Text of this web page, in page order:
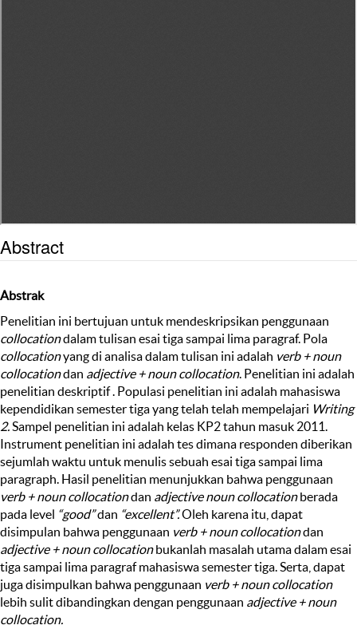
Abstract
Abstrak
Penelitian ini bertujuan untuk mendeskripsikan penggunaan
collocationdalam tulisan esai tiga sampai lima paragraf. Pola
collocationyang di analisa dalam tulisan ini adalah verb + noun
collocationdan adjective + noun collocation. Penelitian ini adalah
penelitian deskriptif . Populasi penelitian ini adalah mahasiswa
kependidikan semester tiga yang telah telah mempelajari Writing
2.Sampel penelitian ini adalah kelas KP2 tahun masuk 2011.
Instrument penelitian ini adalah tes dimana responden diberikan
sejumlah waktu untuk menulis sebuah esai tiga sampai lima
paragraph. Hasil penelitian menunjukkan bahwa penggunaan
verb + noun collocationdan adjective noun collocationberada
pada level “good”dan “excellent”.Oleh karena itu, dapat
disimpulan bahwa penggunaan verb + noun collocationdan
adjective + noun collocationbukanlah masalah utama dalam esai
tiga sampai lima paragraf mahasiswa semester tiga. Serta, dapat
juga disimpulkan bahwa penggunaan verb + noun collocation
lebih sulit dibandingkan dengan penggunaan adjective + noun
collocation.